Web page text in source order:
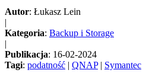
Autor: Łukasz Lein
|
Kategoria: Backup i Storage
|
Publikacja: 16-02-2024
Tagi: podatność | QNAP| Symantec